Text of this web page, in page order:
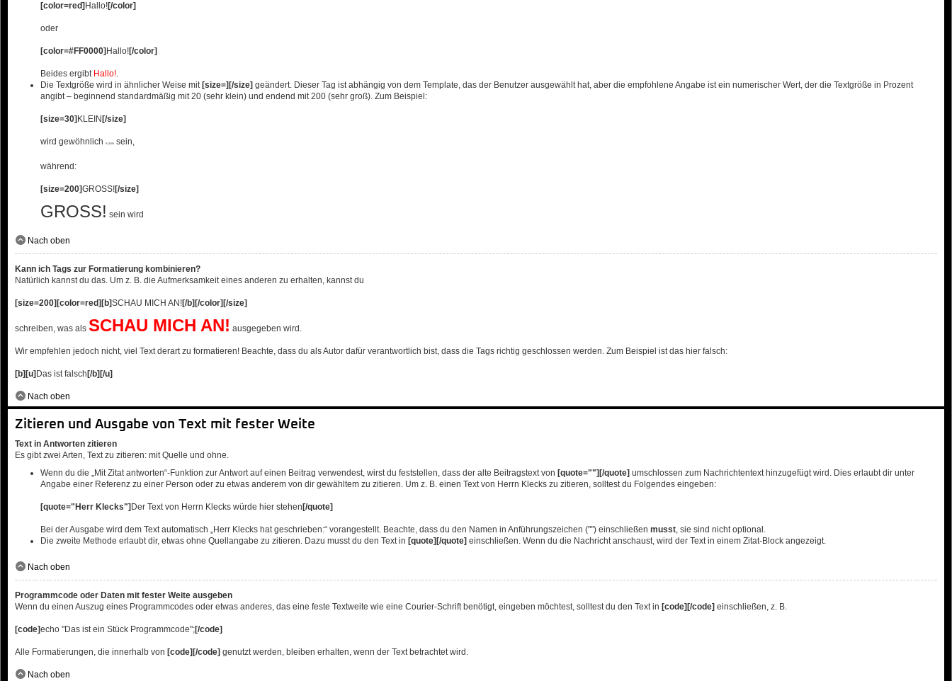
[color=red] Hallo![/color]
oder
[color=#FF0000] Hallo![/color]
Beides ergibt Hallo!.
Die Textgröße wird in ähnlicher Weise mit [size=][/size] geändert. Dieser Tag ist abhängig von dem Template, das der Benutzer ausgewählt hat, aber die empfohlene Angabe ist ein numerischer Wert, der die Textgröße in Prozent
angibt – beginnend standardmäßig mit 20 (sehr klein) und endend mit 200 (sehr groß). Zum Beispiel:
[size=30] KLEIN [/size]
wird gewöhnlich KLEIN sein,
während:
[size=200]GROSS![/size]
GROSS! sein wird
Nach oben
Kann ich Tags zur Formatierung kombinieren?
Natürlich kannst du das. Um z. B. die Aufmerksamkeit eines anderen zu erhalten, kannst du
[size=200][color=red][b]SCHAU MICH AN![/b][/color][/size]
schreiben, was als SCHAU MICH AN! ausgegeben wird.
Wir empfehlen jedoch nicht, viel Text derart zu formatieren! Beachte, dass du als Autor dafür verantwortlich bist, dass die Tags richtig geschlossen werden. Zum Beispiel ist das hier falsch:
[b][u] Das ist falsch [/b][/u]
Nach oben
Zitieren und Ausgabe von Text mit fester Weite
Text in Antworten zitieren
Es gibt zwei Arten, Text zu zitieren: mit Quelle und ohne.
Wenn du die „Mit Zitat antworten“-Funktion zur Antwort auf einen Beitrag verwendest, wirst du feststellen, dass der alte Beitragstext von [quote=""][/quote] umschlossen zum Nachrichtentext hinzugefügt wird. Dies erlaubt dir unter
Angabe einer Referenz zu einer Person oder zu etwas anderem von dir gewähltem zu zitieren. Um z. B. einen Text von Herrn Klecks zu zitieren, solltest du Folgendes eingeben:
[quote="Herr Klecks"] Der Text von Herrn Klecks würde hier stehen [/quote]
Bei der Ausgabe wird dem Text automatisch „Herr Klecks hat geschrieben:“ vorangestellt. Beachte, dass du den Namen in Anführungszeichen ("") einschließen musst, sie sind nicht optional.
Die zweite Methode erlaubt dir, etwas ohne Quellangabe zu zitieren. Dazu musst du den Text in [quote][/quote] einschließen. Wenn du die Nachricht anschaust, wird der Text in einem Zitat-Block angezeigt.
Nach oben
Programmcode oder Daten mit fester Weite ausgeben
Wenn du einen Auszug eines Programmcodes oder etwas anderes, das eine feste Textweite wie eine Courier-Schrift benötigt, eingeben möchtest, solltest du den Text in [code][/code] einschließen, z. B.
[code]echo "Das ist ein Stück Programmcode";[/code]
Alle Formatierungen, die innerhalb von [code][/code] genutzt werden, bleiben erhalten, wenn der Text betrachtet wird.
Nach oben